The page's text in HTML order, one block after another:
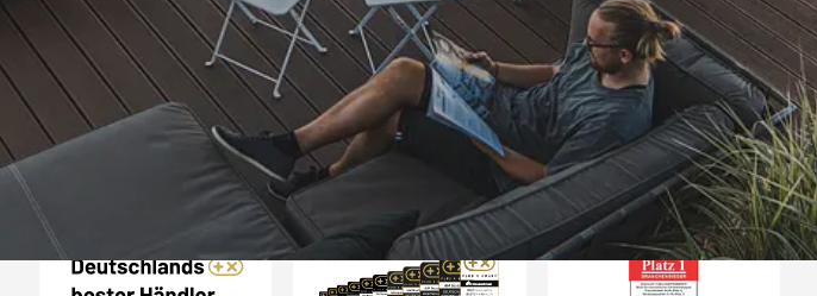
4,81/ 5
25.958 Bewertungen
„- Retouren Bearbeitung wurde
umgehend erledigt“
04.08.2026
Auszeichnungen